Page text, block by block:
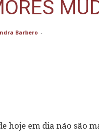
Barbero -
hoje em dia não são